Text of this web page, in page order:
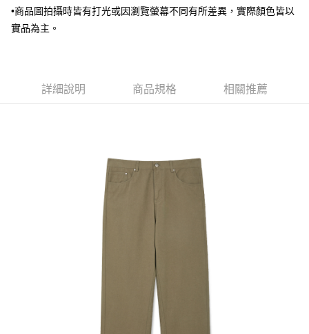
X新竹物流宅配
每筆NT$120，滿NT$3,000(含以上)免運費
新竹宅配
•商品圖拍攝時皆有打光或因瀏覽螢幕不同有所差異，實際顏色皆以
實品為主。
詳細說明 商品規格 相關推薦